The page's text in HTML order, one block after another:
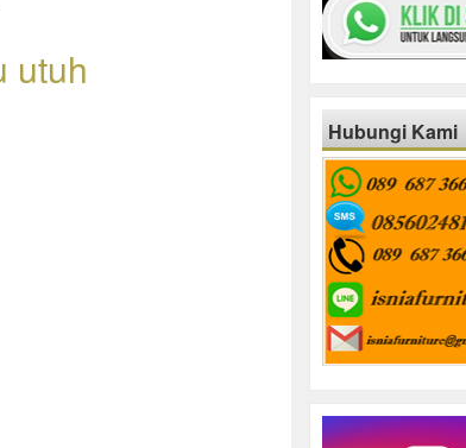
utuh
Hubungi Kami